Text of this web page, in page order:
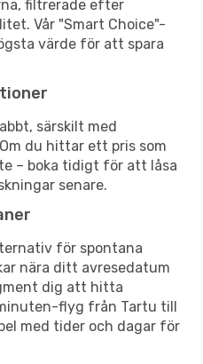
filtrerade efter
Vår "Smart Choice"-
värde för att spara
särskilt med
du hittar ett pris som
– boka tidigt för att låsa
senare.
för spontana
nära ditt avresedatum
dig att hitta
flyg från Tartu till
med tider och dagar för